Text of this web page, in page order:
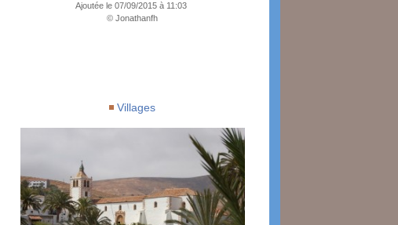
Ajoutée le 07/09/2015 à 11:03
© Jonathanfh
Villages